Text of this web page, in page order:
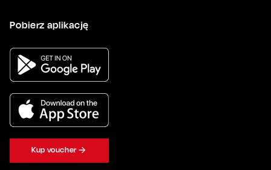
Pobierz aplikację
Kup voucher